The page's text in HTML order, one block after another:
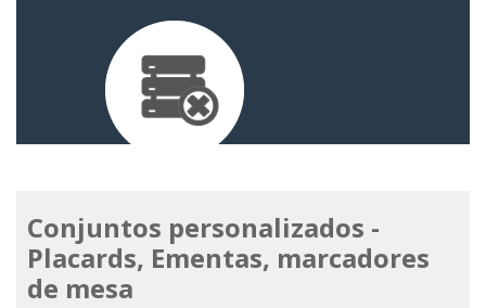
Conjuntos personalizados -
Placards, Ementas, marcadores
de mesa